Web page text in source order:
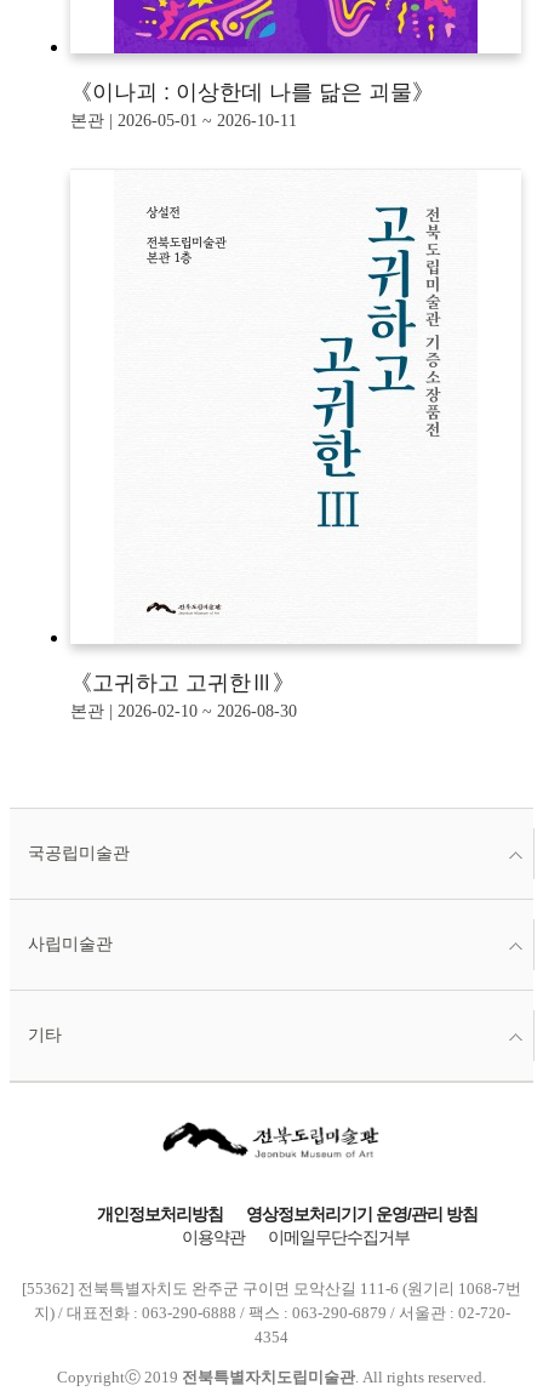
《이나괴 : 이상한데 나를 닮은 괴물》
본관 | 2026-05-01 ~ 2026-10-11
《고귀하고 고귀한Ⅲ》
본관 | 2026-02-10 ~ 2026-08-30
국공립미술관
사립미술관
기타
개인정보처리방침
영상정보처리기기 운영/관리 방침
이용약관
이메일무단수집거부
[55362] 전북특별자치도 완주군 구이면 모악산길 111-6 (원기리 1068-7번
지) / 대표전화 : 063-290-6888 / 팩스 : 063-290-6879 / 서울관 : 02-720-
4354
Copyrightⓒ 2019 전북특별자치도립미술관. All rights reserved.